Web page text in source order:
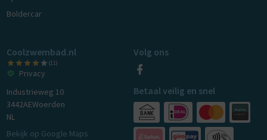
Boldercar
Coolzwembad.nl
(11)
Privacy
Industrieweg 10
3442AEWoerden
NL
Bekijk op Google Maps
Volg ons
Betaal veilig en snel